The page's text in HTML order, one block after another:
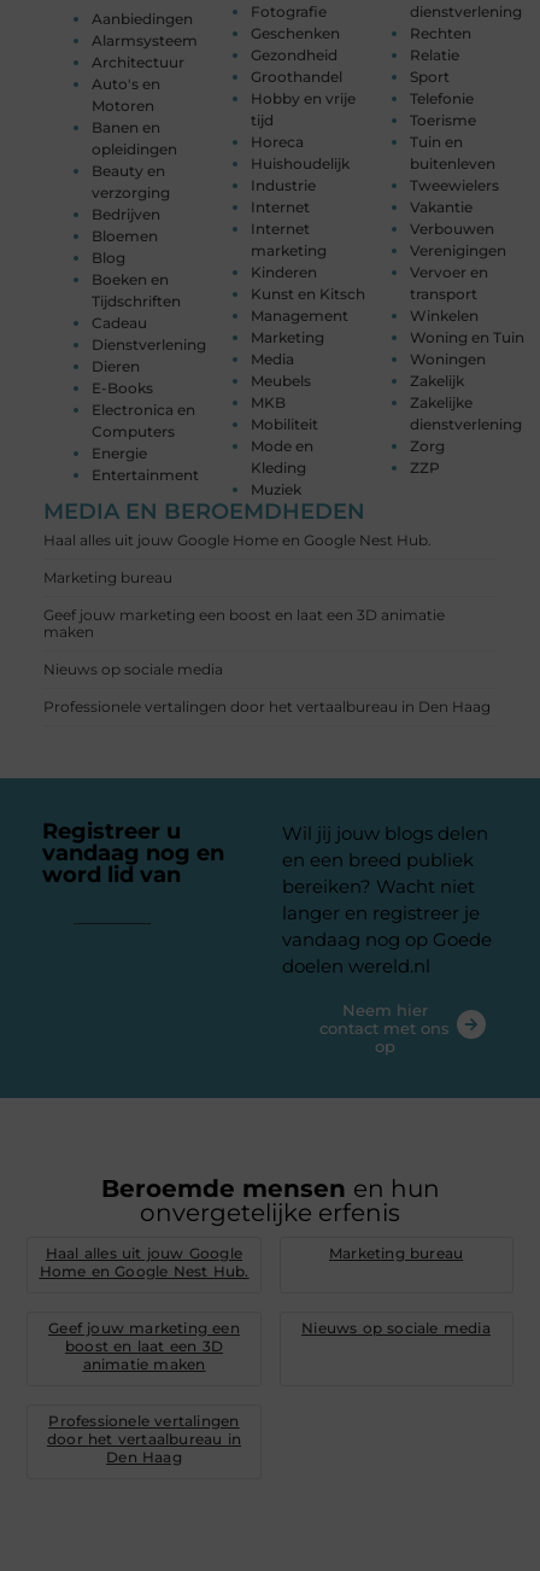
Aanbiedingen
Alarmsysteem
Architectuur
Auto's en
Motoren
Banen en
opleidingen
Beauty en
verzorging
Bedrijven
Bloemen
Blog
Boeken en
Tijdschriften
Cadeau
Dienstverlening
Dieren
E-Books
Electronica en
Computers
Energie
Entertainment
Fotografie
Geschenken
Gezondheid
Groothandel
Hobby en vrije
tijd
Horeca
Huishoudelijk
Industrie
Internet
Internet
marketing
Kinderen
Kunst en Kitsch
Management
Marketing
Media
Meubels
MKB
Mobiliteit
Mode en
Kleding
Muziek
dienstverlening
Rechten
Relatie
Sport
Telefonie
Toerisme
Tuin en
buitenleven
Tweewielers
Vakantie
Verbouwen
Verenigingen
Vervoer en
transport
Winkelen
Woning en Tuin
Woningen
Zakelijk
Zakelijke
dienstverlening
Zorg
ZZP
MEDIA EN BEROEMDHEDEN
Haal alles uit jouw Google Home en Google Nest Hub.
Marketing bureau
Geef jouw marketing een boost en laat een 3D animatie
maken
Nieuws op sociale media
Professionele vertalingen door het vertaalbureau in Den Haag
Registreer u
vandaag nog en
word lid van
Wil jij jouw blogs delen
en een breed publiek
bereiken? Wacht niet
langer en registreer je
vandaag nog op Goede
doelen wereld.nl
Neem hier
contact met ons
op
Beroemde mensen en hun
onvergetelijke erfenis
Haal alles uit jouw Google
Home en Google Nest Hub.
Marketing bureau
Geef jouw marketing een
boost en laat een 3D
animatie maken
Nieuws op sociale media
Professionele vertalingen
door het vertaalbureau in
Den Haag